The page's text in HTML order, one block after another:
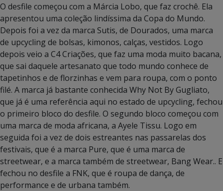
O desfile começou com a Márcia Lobo, que faz crochê. Ela
apresentou uma coleção lindíssima da Copa do Mundo.
Depois foi a vez da marca Sutis, de Dourados, uma marca
de upcycling de bolsas, kimonos, calças, vestidos. Logo
depois veio a C4 Criações, que faz uma moda muito bacana,
que sai daquele artesanato que todo mundo conhece de
tapetinhos e de florzinhas e vem para roupa, com o ponto
filé. A marca já bastante conhecida Why Not By Gugliato,
que já é uma referência aqui no estado de upcycling, fechou
o primeiro bloco do desfile. O segundo bloco começou com
uma marca de moda africana, a Ayele Tissu. Logo em
seguida foi a vez de dois estreantes nas passarelas dos
festivais, que é a marca Pure, que é uma marca de
streetwear, e a marca também de streetwear, Bang Wear.. E
fechou no desfile a FNK, que é roupa de dança, de
performance e de urbana também.